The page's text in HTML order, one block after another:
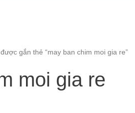
gắn thẻ “may ban chim moi gia re”
moi gia re